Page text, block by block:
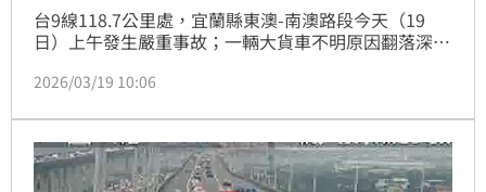
台9線118.7公里處，宜蘭縣東澳-南澳路段今天（19
日）上午發生嚴重事故；一輛大貨車不明原因翻落深度
意識清楚，由警消派出搜救人員前往搶救，詳細事故原
2026/03/19 10:06